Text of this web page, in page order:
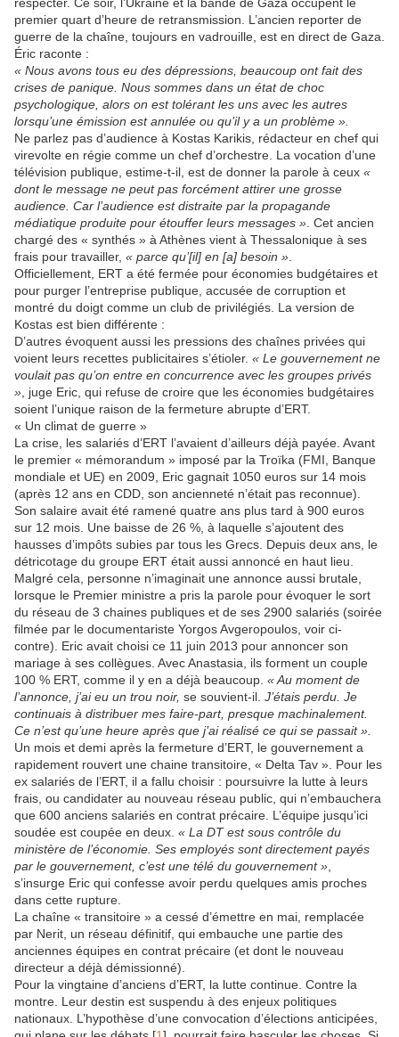
premier quart d’heure de retransmission. L’ancien reporter de
guerre de la chaîne, toujours en vadrouille, est en direct de Gaza.
Éric raconte :
« Nous avons tous eu des dépressions, beaucoup ont fait des
crises de panique. Nous sommes dans un état de choc
psychologique, alors on est tolérant les uns avec les autres
lorsqu’une émission est annulée ou qu’il y a un problème ».
Ne parlez pas d’audience à Kostas Karikis, rédacteur en chef qui
virevolte en régie comme un chef d’orchestre. La vocation d’une
télévision publique, estime-t-il, est de donner la parole à ceux «
dont le message ne peut pas forcément attirer une grosse
audience. Car l’audience est distraite par la propagande
médiatique produite pour étouffer leurs messages » . Cet ancien
chargé des « synthés » à Athènes vient à Thessalonique à ses
frais pour travailler, « parce qu’[il] en [a] besoin »
Officiellement, ERT a été fermée pour économies budgétaires et
pour purger l’entreprise publique, accusée de corruption et
montré du doigt comme un club de privilégiés. La version de
Kostas est bien différente :
D’autres évoquent aussi les pressions des chaînes privées qui
voient leurs recettes publicitaires s’étioler. « Le gouvernement ne
voulait pas qu’on entre en concurrence avec les groupes privés
» , juge Eric, qui refuse de croire que les économies budgétaires
soient l’unique raison de la fermeture abrupte d’ERT.
« Un climat de guerre »
La crise, les salariés d’ERT l’avaient d’ailleurs déjà payée. Avant
le premier « mémorandum » imposé par la Troïka (FMI, Banque
mondiale et UE) en 2009, Eric gagnait 1050 euros sur 14 mois
(après 12 ans en CDD, son ancienneté n’était pas reconnue).
Son salaire avait été ramené quatre ans plus tard à 900 euros
sur 12 mois. Une baisse de 26 %, à laquelle s’ajoutent des
hausses d’impôts subies par tous les Grecs. Depuis deux ans, le
détricotage du groupe ERT était aussi annoncé en haut lieu.
Malgré cela, personne n’imaginait une annonce aussi brutale,
lorsque le Premier ministre a pris la parole pour évoquer le sort
du réseau de 3 chaines publiques et de ses 2900 salariés (soirée
filmée par le documentariste Yorgos Avgeropoulos, voir ci-
contre). Eric avait choisi ce 11 juin 2013 pour annoncer son
mariage à ses collègues. Avec Anastasia, ils forment un couple
100 % ERT, comme il y en a déjà beaucoup. « Au moment de
l’annonce, j’ai eu un trou noir, se souvient-il. J’étais perdu. Je
continuais à distribuer mes faire-part, presque machinalement.
Ce n’est qu’une heure après que j’ai réalisé ce qui se passait ».
Un mois et demi après la fermeture d’ERT, le gouvernement a
rapidement rouvert une chaine transitoire, « Delta Tav ». Pour les
ex salariés de l’ERT, il a fallu choisir : poursuivre la lutte à leurs
frais, ou candidater au nouveau réseau public, qui n’embauchera
que 600 anciens salariés en contrat précaire. L’équipe jusqu’ici
soudée est coupée en deux. « La DT est sous contrôle du
ministère de l’économie. Ses employés sont directement payés
par le gouvernement, c’est une télé du gouvernement »
s’insurge Eric qui confesse avoir perdu quelques amis proches
dans cette rupture.
La chaîne « transitoire » a cessé d’émettre en mai, remplacée
par Nerit, un réseau définitif, qui embauche une partie des
anciennes équipes en contrat précaire (et dont le nouveau
directeur a déjà démissionné).
Pour la vingtaine d’anciens d’ERT, la lutte continue. Contre la
montre. Leur destin est suspendu à des enjeux politiques
nationaux. L’hypothèse d’une convocation d’élections anticipées,